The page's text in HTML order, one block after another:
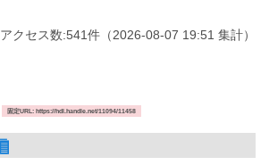
アクセス数:541件 （2026-08-07 19:51 集計）
固定URL: https://hdl.handle.net/11094/11458